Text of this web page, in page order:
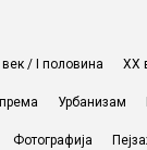
/ I половина ХХ
Урбанизам
Фотографија